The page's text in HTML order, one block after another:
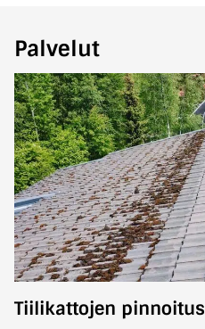
Palvelut
Tiilikattojen pinnoitus